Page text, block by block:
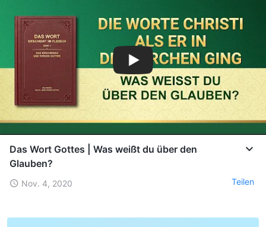
Das Wort Gottes | Was weißt du über den
Glauben?
Nov. 4, 2020 Teilen